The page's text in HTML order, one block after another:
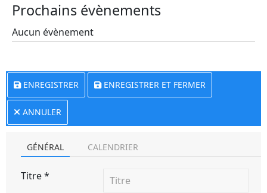
Prochains évènements
Aucun évènement
ENREGISTRER ENREGISTRER ET FERMER
ANNULER
GÉNÉRAL CALENDRIER
Titre*